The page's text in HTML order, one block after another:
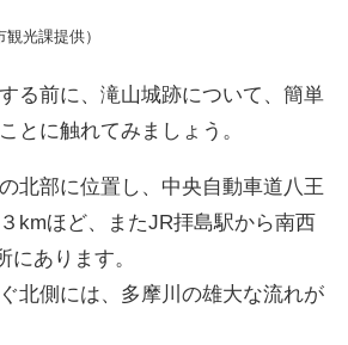
光課提供）
る前に、滝山城跡について、簡単
とに触れてみましょう。
北部に位置し、中央自動車道八王
kmほど、またJR拝島駅から南西
にあります。
北側には、多摩川の雄大な流れが